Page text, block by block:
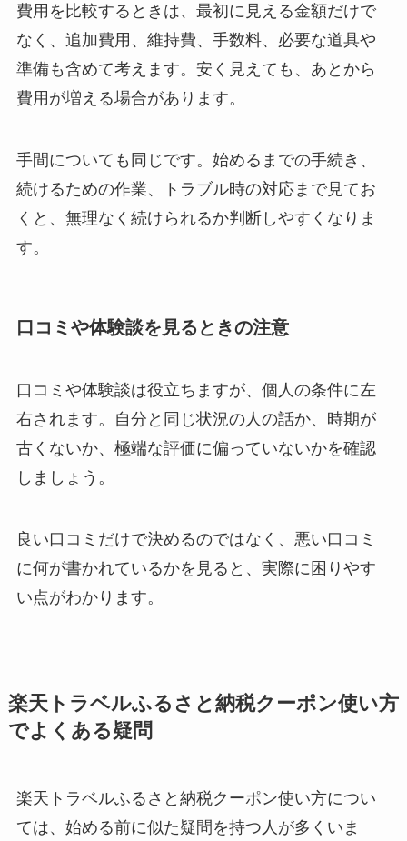
費用を比較するときは、最初に見える金額だけで
なく、追加費用、維持費、手数料、必要な道具や
準備も含めて考えます。安く見えても、あとから
費用が増える場合があります。
手間についても同じです。始めるまでの手続き、
続けるための作業、トラブル時の対応まで見てお
くと、無理なく続けられるか判断しやすくなりま
す。
口コミや体験談を見るときの注意
口コミや体験談は役立ちますが、個人の条件に左
右されます。自分と同じ状況の人の話か、時期が
古くないか、極端な評価に偏っていないかを確認
しましょう。
良い口コミだけで決めるのではなく、悪い口コミ
に何が書かれているかを見ると、実際に困りやす
い点がわかります。
楽天トラベルふるさと納税クーポン使い方
でよくある疑問
楽天トラベルふるさと納税クーポン使い方につい
ては、始める前に似た疑問を持つ人が多くいま